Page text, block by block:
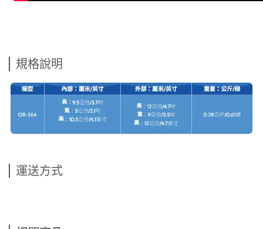
規格說明
運送方式